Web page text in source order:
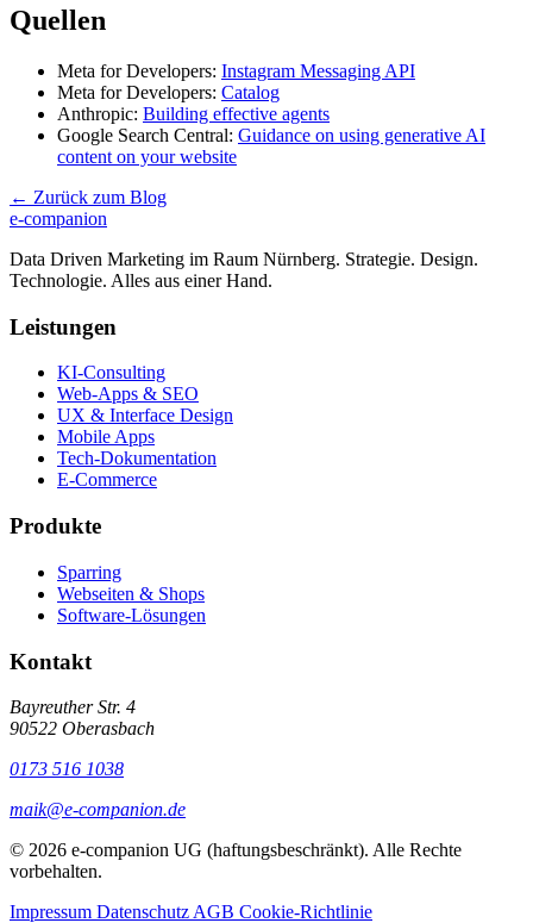
Quellen
Meta for Developers: Instagram Messaging API
Meta for Developers: Catalog
Anthropic: Building effective agents
Google Search Central: Guidance on using generative AI
content on your website
← Zurück zum Blog
e-companion
Data Driven Marketing im Raum Nürnberg. Strategie. Design.
Technologie. Alles aus einer Hand.
Leistungen
KI-Consulting
Web-Apps & SEO
UX & Interface Design
Mobile Apps
Tech-Dokumentation
E-Commerce
Produkte
Sparring
Webseiten & Shops
Software-Lösungen
Kontakt
Bayreuther Str. 4
90522 Oberasbach
0173 516 1038
maik@e-companion.de
© 2026 e-companion UG (haftungsbeschränkt). Alle Rechte
vorbehalten.
Impressum Datenschutz AGB Cookie-Richtlinie